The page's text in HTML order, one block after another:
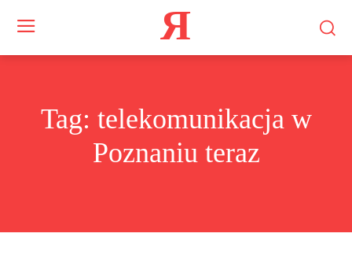
Я
Tag: telekomunikacja w
Poznaniu teraz